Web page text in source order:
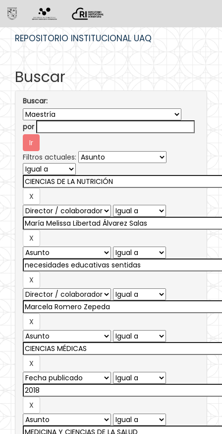
REPOSITORIO INSTITUCIONAL UAQ
Buscar
Buscar:
por
Filtros actuales: